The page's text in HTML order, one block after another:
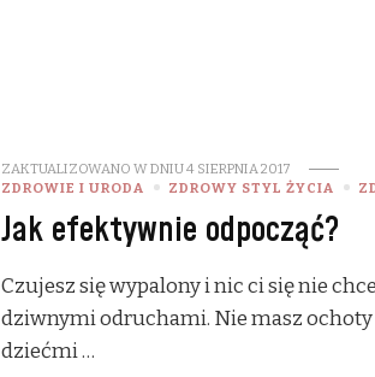
ZAKTUALIZOWANO W DNIU4 SIERPNIA 2017
ZDROWIE I URODA
ZDROWY STYL ŻYCIA
Jak efektywnie odpocząć?
Czujesz się wypalony i nic ci się nie
dziwnymi odruchami. Nie masz
dziećmi …